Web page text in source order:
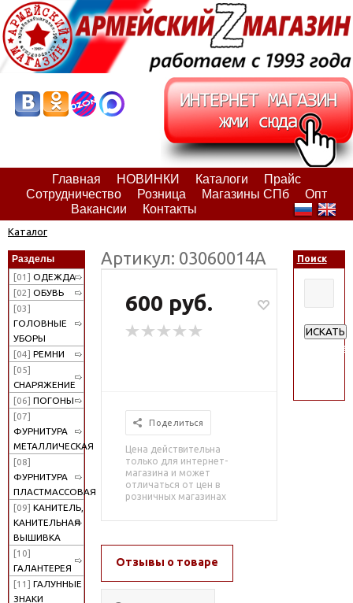
Главная НОВИНКИ Каталоги
Прайс
Сотрудничество
Розница Магазины СПб
Опт
Вакансии
Контакты
Каталог
Разделы
[01] ОДЕЖДА
[02] ОБУВЬ
[03]
ГОЛОВНЫЕ
УБОРЫ
[04] РЕМНИ
[05]
СНАРЯЖЕНИЕ
[06] ПОГОНЫ
[07]
ФУРНИТУРА
МЕТАЛЛИЧЕСКАЯ
[08]
ФУРНИТУРА
ПЛАСТМАССОВАЯ
[09] КАНИТЕЛЬ,
КАНИТЕЛЬНАЯ
ВЫШИВКА
[10]
ГАЛАНТЕРЕЯ
[11] ГАЛУННЫЕ
ЗНАКИ
Артикул: 03060014А
600 руб.
Поделиться
Цена действительна
только для интернет-
магазина и может
отличаться от цен в
розничных магазинах
Отзывы о товаре
Поиск
ИСКАТЬ